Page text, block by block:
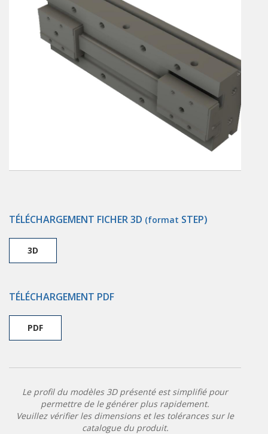
TÉLÉCHARGEMENT FICHER 3D (format STEP)
3D
TÉLÉCHARGEMENT PDF
PDF
Le profil du modèles 3D présenté est simplifié pour
permettre de le générer plus rapidement.
Veuillez vérifier les dimensions et les tolérances sur le
catalogue du produit.